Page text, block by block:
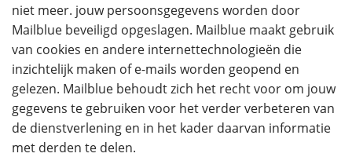
niet meer. jouw persoonsgegevens worden door
Mailblue beveiligd opgeslagen. Mailblue maakt gebruik
van cookies en andere internettechnologieën die
inzichtelijk maken of e-mails worden geopend en
gelezen. Mailblue behoudt zich het recht voor om jouw
gegevens te gebruiken voor het verder verbeteren van
de dienstverlening en in het kader daarvan informatie
met derden te delen.